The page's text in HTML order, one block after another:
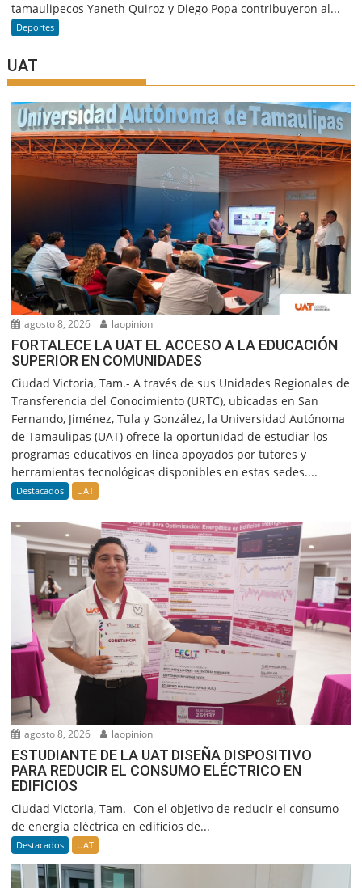
tamaulipecos Yaneth Quiroz y Diego Popa contribuyeron al...
Deportes
UAT
agosto 8, 2026 laopinion
FORTALECE LA UAT EL ACCESO A LA EDUCACIÓN
SUPERIOR EN COMUNIDADES
Ciudad Victoria, Tam.- A través de sus Unidades Regionales de
Transferencia del Conocimiento (URTC), ubicadas en San
Fernando, Jiménez, Tula y González, la Universidad Autónoma
de Tamaulipas (UAT) ofrece la oportunidad de estudiar los
programas educativos en línea apoyados por tutores y
herramientas tecnológicas disponibles en estas sedes....
Destacados UAT
agosto 8, 2026 laopinion
ESTUDIANTE DE LA UAT DISEÑA DISPOSITIVO
PARA REDUCIR EL CONSUMO ELÉCTRICO EN
EDIFICIOS
Ciudad Victoria, Tam.- Con el objetivo de reducir el consumo
de energía eléctrica en edificios de...
Destacados UAT